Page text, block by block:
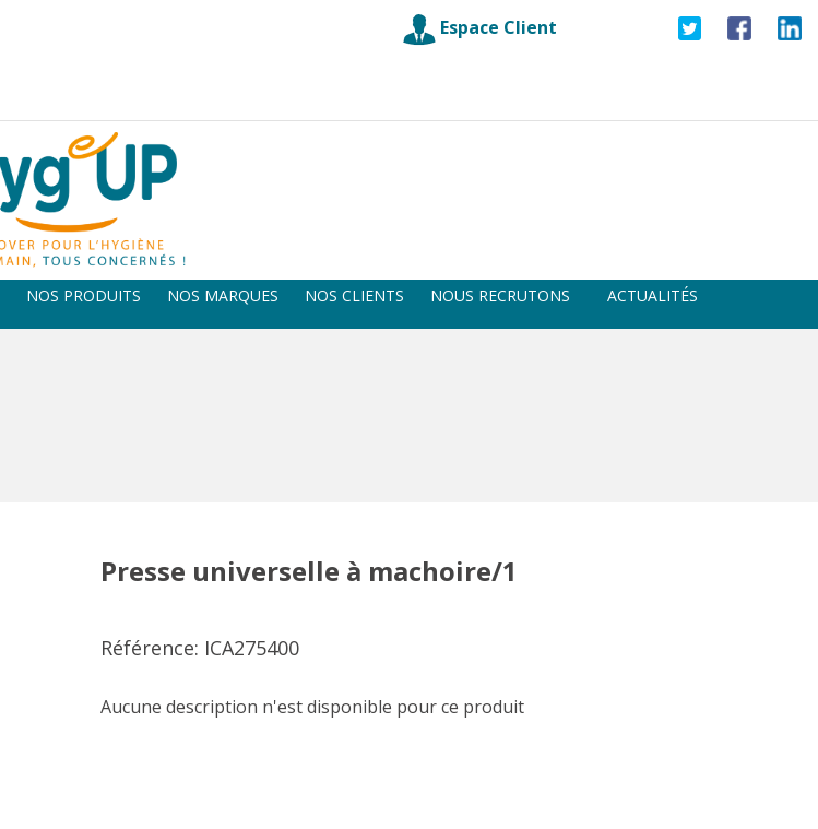
Espace Client
NOS PRODUITS NOS MARQUES NOS CLIENTS NOUS RECRUTONS ACTUALITÉS
Presse universelle à machoire/1
Référence: ICA275400
Aucune description n'est disponible pour ce produit